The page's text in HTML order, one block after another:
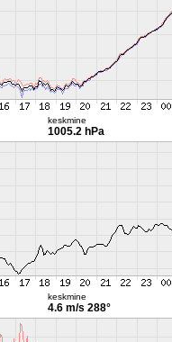
keskmine
1005.2 hPa
keskmine
4.6 m/s 288°